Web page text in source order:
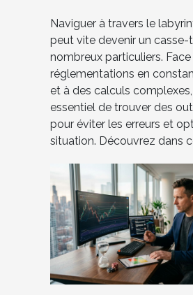
Naviguer à travers le
peut vite devenir un
nombreux particuliers. Face
réglementations en
et à des calculs
essentiel de trouver des
pour éviter les erreurs et
situation. Découvrez dans